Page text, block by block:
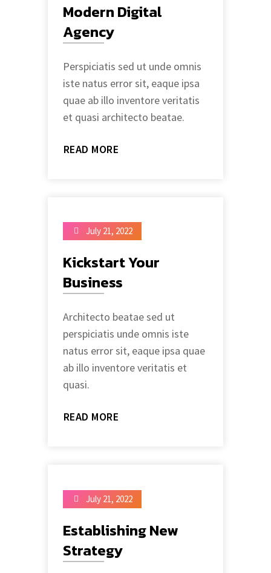
Modern Digital
Agency
Perspiciatis sed ut unde omnis
iste natus error sit, eaque ipsa
quae ab illo inventore veritatis
et quasi architecto beatae.
READ MORE
July 21, 2022
Kickstart Your
Business
Architecto beatae sed ut
perspiciatis unde omnis iste
natus error sit, eaque ipsa quae
ab illo inventore veritatis et
quasi.
READ MORE
July 21, 2022
Establishing New
Strategy